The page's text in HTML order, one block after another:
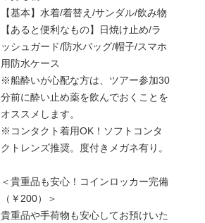
【基本】水着/着替え/サンダル/飲み物
【あると便利なもの】日焼け止め/ラ
ッシュガード/防水バッグ/帽子/スマホ
用防水ケース
※船酔いが心配な方は、ツアー参加30
分前に酔い止め薬を飲んでおくことを
オススメします。
※コンタクト着用OK！ソフトコンタ
クトレンズ推奨。度付きメガネ有り。
＜貴重品も安心！コインロッカー完備
（￥200）＞
貴重品や手荷物も安心してお預けいた